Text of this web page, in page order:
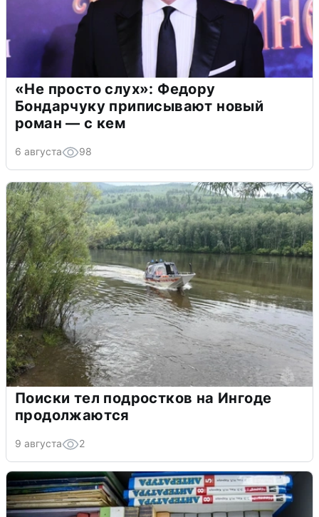
«Не просто слух»: Федору
Бондарчуку приписывают новый
роман — с кем
6 августа 98
Поиски тел подростков на Ингоде
продолжаются
9 августа 2